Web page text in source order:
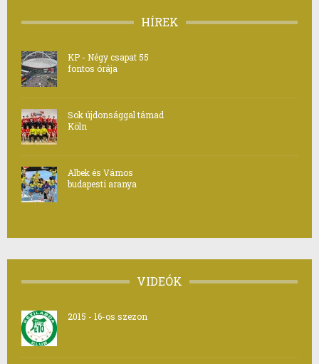
HÍREK
KP - Négy csapat 55
fontos órája
Sok újdonsággal támad
Köln
Albek és Vámos
budapesti aranya
VIDEÓK
2015 - 16-os szezon